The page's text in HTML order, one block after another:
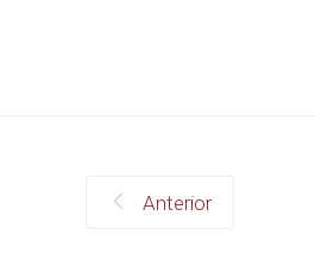
Anterior